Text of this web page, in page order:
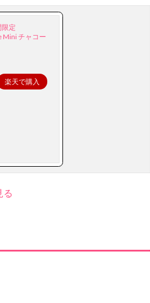
限定
Mini チャコー
楽天で購入
る